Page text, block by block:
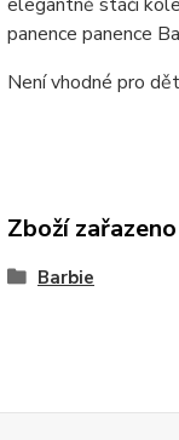
panence panence
Není vhodné pro
Zboží
Barbie